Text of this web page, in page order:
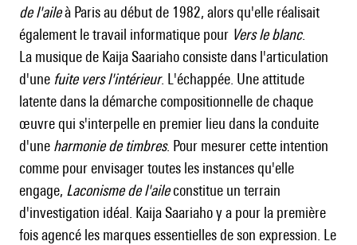
de l'aileà Paris au début de 1982, alors qu'elle réalisait
également le travail informatique pour Vers le blanc.
La musique de Kaija Saariaho consiste dans l'articulation
d'une fuite vers l'intérieur. L'échappée. Une attitude
latente dans la démarche compositionnelle de chaque
œuvre qui s'interpelle en premier lieu dans la conduite
d'une harmonie de timbres. Pour mesurer cette intention
comme pour envisager toutes les instances qu'elle
engage, Laconisme de l'aileconstitue un terrain
d'investigation idéal. Kaija Saariaho y a pour la première
fois agencé les marques essentielles de son expression. Le